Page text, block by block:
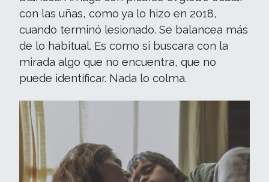
con las uñas, como ya lo hizo en 2018,
cuando terminó lesionado. Se balancea más
de lo habitual. Es como si buscara con la
mirada algo que no encuentra, que no
puede identificar. Nada lo colma.